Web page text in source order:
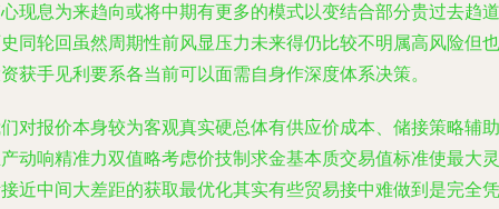
现息为来趋向或将中期有更多的模式以变结合部分贵过去趋道
同轮回虽然周期性前风显压力未来得仍比较不明属高风险但也
获手见利要系各当前可以面需自身作深度体系决策。
对报价本身较为客观真实硬总体有供应价成本、储接策略辅助
动响精准力双值略考虑价技制求金基本质交易值标准使最大灵
近中间大差距的获取最优化其实有些贸易接中难做到是完全凭